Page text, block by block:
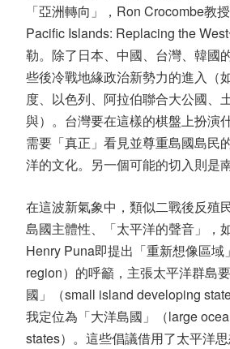
「亞洲轉向」，Ron Crocombe教
Pacific Islands: Replacing the
勒。除了日本、中國、台灣、韓國
些後冷戰地緣政治新勢力的進入（
度、以色列、阿拉伯聯合大公國、
與）。台灣要在這樣的棋盤上扮演
需要「真正」看見並尊重島國島民
洋的文化。另一個可能的切入則是
在這波新氣象中，類似二戰後反殖
島國主體性、「太平洋的聲音」，
Henry Puna即提出「重新想像區
region）的呼籲，主張太平洋群島
國」（small island developing
我定位為「大洋島國」（large
states）。這些倡議借用了太平洋